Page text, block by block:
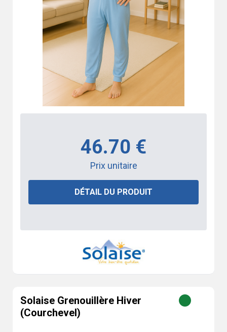
46.70 €
Prix unitaire
DÉTAIL DU PRODUIT
Solaise Grenouillère Hiver
(Courchevel)